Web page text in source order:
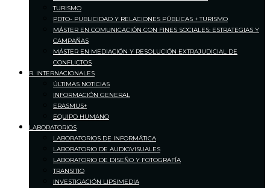
TURISMO
PDTO- PUBLICIDAD Y RELACIONES PÚBLICAS + TURISMO
MÁSTER EN COMUNICACIÓN CON FINES SOCIALES: ESTRATEGIAS Y
CAMPAÑAS
MÁSTER EN MEDIACIÓN Y RESOLUCIÓN EXTRAJUDICIAL DE
CONFLICTOS
R. INTERNACIONALES
ÚLTIMAS NOTICIAS
INFORMACIÓN GENERAL
ERASMUS+
EQUIPO HUMANO
LABORATORIOS
LABORATORIOS DE INFORMÁTICA
LABORATORIO DE AUDIOVISUALES
LABORATORIO DE DISEÑO Y FOTOGRAFÍA
TRANSITIO
INVESTIGACIÓN LIPSIMEDIA